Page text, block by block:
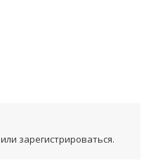
зарегистрироваться.